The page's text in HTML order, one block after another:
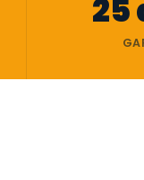
25